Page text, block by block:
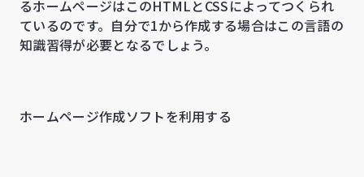
るホームページはこのHTMLとCSSによってつくられ
ているのです。自分で1から作成する場合はこの言語の
知識習得が必要となるでしょう。
ホームページ作成ソフトを利用する